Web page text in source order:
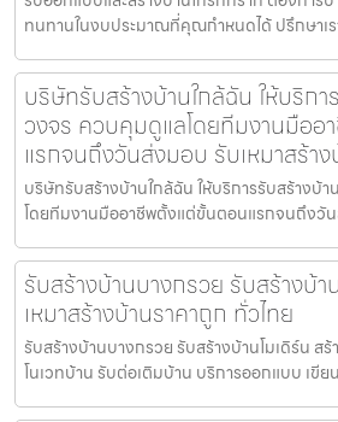
ทนทานในงบประมาณที่คุณกำหนดได้ ปรึกษาเร
บริษัทรับสร้างบ้านใกล้ฉัน ให้บริก
วงจร ควบคุมดูแลโดยทีมงานมือ
แรกจนถึงวันส่งมอบ รับเหมาสร้า
บริษัทรับสร้างบ้านใกล้ฉัน ให้บริการรับสร้างบ้
โดยทีมงานมืออาชีพตั้งแต่ขั้นตอนแรกจนถึงวั
รับสร้างบ้านบางกรวย รับสร้างบ้
เหมาสร้างบ้านราคาถูก ทั่วไทย
รับสร้างบ้านบางกรวย รับสร้างบ้านโมเดิร์น สร้
โนเวทบ้าน รับต่อเติมบ้าน บริการออกแบบ เขี